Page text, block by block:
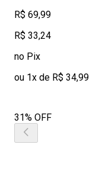
R$ 69,99
R$ 33,24
no Pix
ou 1x de R$ 34,99
31% OFF